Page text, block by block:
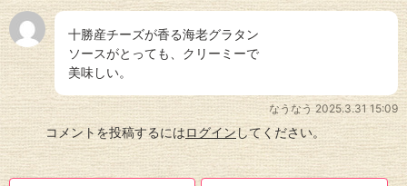
十勝産チーズが香る海老グラタン
ソースがとっても、クリーミーで
美味しい。
なうなう 2025.3.31 15:09
コメントを投稿するにはログインしてください。